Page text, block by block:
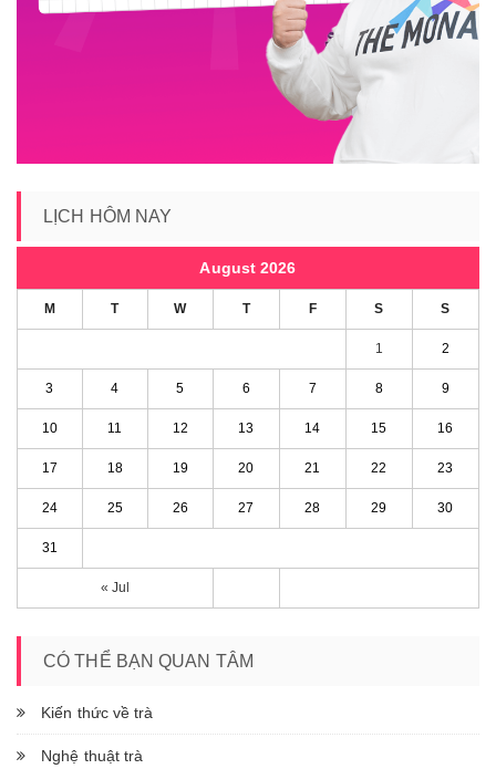
LỊCH HÔM NAY
August 2026
M T W T F S S
« Jul
1 2
3 4 5 6 7 8 9
10 11 12 13 14 15 16
17 18 19 20 21 22 23
24 25 26 27 28 29 30
31
CÓ THỂ BẠN QUAN TÂM
Kiến thức về trà
Nghệ thuật trà